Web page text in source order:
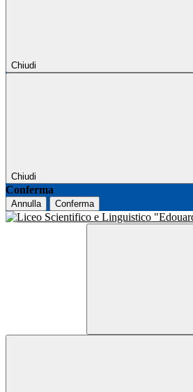
Chiudi
Chiudi
Conferma
Annulla Conferma